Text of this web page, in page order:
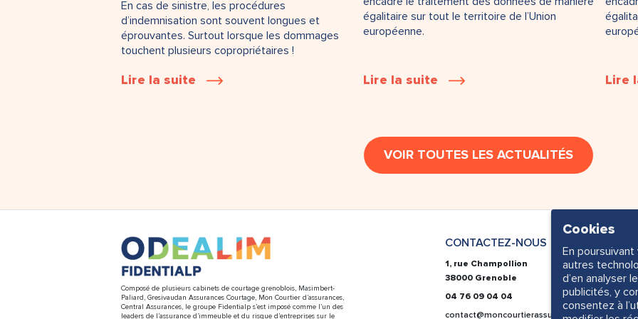
Cookies
En
autres
d’en analyser
publicités, y
consentez à
En cas de sinistre, les procédures
d’indemnisation sont souvent longues et
éprouvantes. Surtout lorsque les dommages
touchent plusieurs copropriétaires !
Lire la suite
égalitaire sur tout le territoire de l’Union
européenne.
Lire la suite Lire
VOIR TOUTES LES ACTUALITÉS
Composé de plusieurs cabinets de courtage grenoblois, Masimbert-
Paliard, Gresivaudan Assurances Courtage, Mon Courtier d’assurances,
Central Assurances, le groupe Fidentialp s’est imposé comme l’un des
leaders de l’assurance d’immeuble et du risque d’entreprises sur le
CONTACTEZ-NOUS
1, rue Champollion
38000 Grenoble
04 76 09 04 04
contact@moncourtierassurances.com